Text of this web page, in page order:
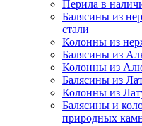
Перила в
Балясины из
стали
Колонны из
Балясины из
Колонны из
Балясины из
Колонны из
Балясины и
природных